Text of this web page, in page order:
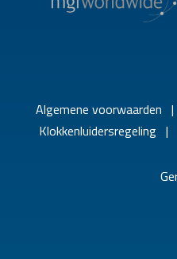
Algemene voorwaarden |
Klokkenluidersregeling|